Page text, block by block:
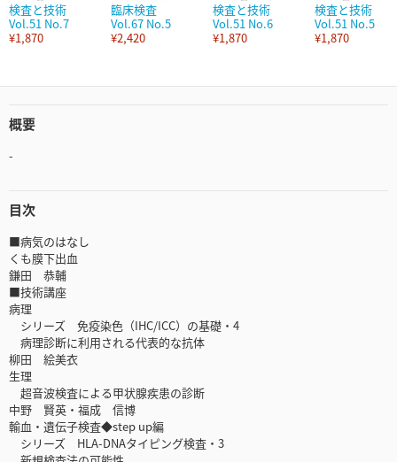
検査と技術
Vol.51 No.7
¥1,870
臨床検査
Vol.67 No.5
¥2,420
検査と技術
Vol.51 No.6
¥1,870
検査と技術
Vol.51 No.5
¥1,870
概要
-
目次
■病気のはなし
くも膜下出血
鎌田 恭輔
■技術講座
病理
シリーズ 免疫染色（IHC/ICC）の基礎・4
病理診断に利用される代表的な抗体
柳田 絵美衣
生理
超音波検査による甲状腺疾患の診断
中野 賢英・福成 信博
輸血・遺伝子検査◆step up編
シリーズ HLA-DNAタイピング検査・3